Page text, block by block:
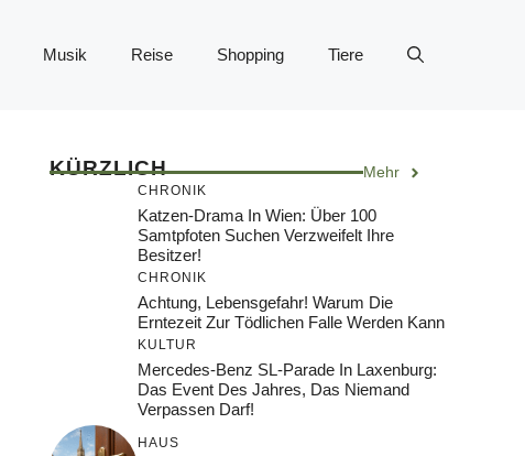
Musik Reise Shopping Tiere
KÜRZLICH Mehr
CHRONIK
Katzen-Drama In Wien: Über 100
Samtpfoten Suchen Verzweifelt Ihre
Besitzer!
CHRONIK
Achtung, Lebensgefahr! Warum Die
Erntezeit Zur Tödlichen Falle Werden Kann
KULTUR
Mercedes-Benz SL-Parade In Laxenburg:
Das Event Des Jahres, Das Niemand
Verpassen Darf!
HAUS